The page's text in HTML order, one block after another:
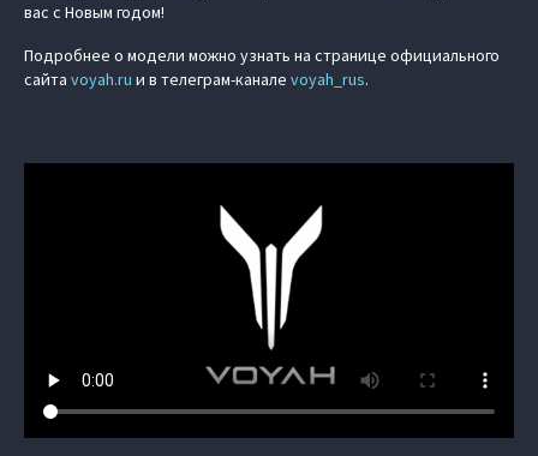
вас с Новым годом!
Подробнее о модели можно узнать на странице официального
сайта voyah.ru и в телеграм-канале voyah_rus.